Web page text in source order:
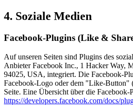
4. Soziale Medien
Facebook-Plugins (Like &
Auf unseren Seiten sind Plugins des
Anbieter Facebook Inc., 1 Hacker Way,
94025, USA, integriert. Die Facebook-
Facebook-Logo oder dem "Like-Button"
Seite. Eine Übersicht über die Facebook-
https://developers.facebook.com/docs/